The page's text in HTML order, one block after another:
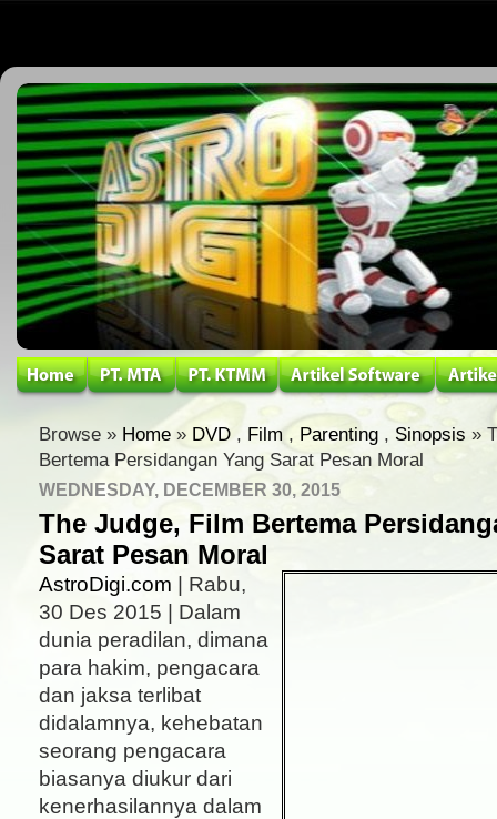
Browse » Home » DVD , Film , Parenting , Sinopsis »
Bertema Persidangan Yang Sarat Pesan Moral
WEDNESDAY, DECEMBER 30, 2015
The Judge, Film Bertema
Sarat Pesan Moral
AstroDigi.com | Rabu,
30 Des 2015 | Dalam
dunia peradilan, dimana
para hakim, pengacara
dan jaksa terlibat
didalamnya, kehebatan
seorang pengacara
biasanya diukur dari
kenerhasilannya dalam